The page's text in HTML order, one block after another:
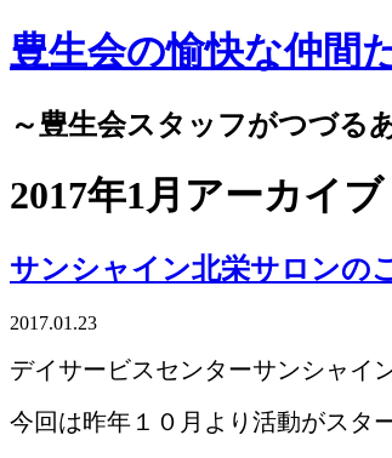
豊生会の愉快な仲間
～豊生会スタッフがつづる
2017年1月アーカイブ
サンシャイン北栄サロンの
2017.01.23
デイサービスセンターサンシャイ
今回は昨年１０月より活動がスタ